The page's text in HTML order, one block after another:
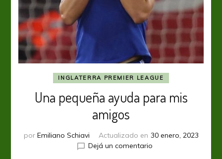
INGLATERRA PREMIER LEAGUE
Una pequeña ayuda para mis
amigos
por Emiliano Schiavi Actualizado en 30 enero, 2023
Dejá un comentarioen